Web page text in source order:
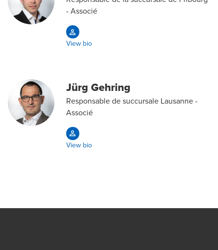
- Associé
View bio
Jürg Gehring
Responsable de succursale Lausanne -
Associé
View bio